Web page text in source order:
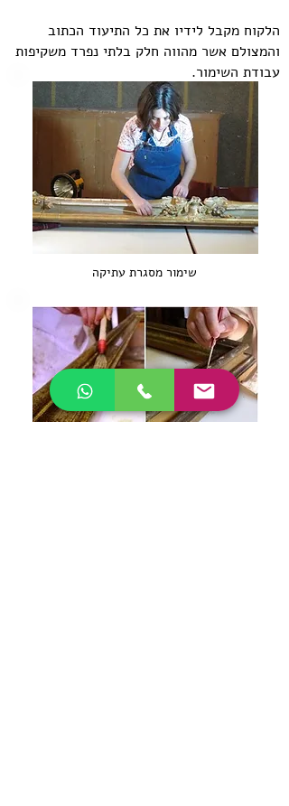
הלקוח מקבל לידיו את כל התיעוד הכתוב
והמצולם אשר מהווה חלק בלתי נפרד משקיפות
עבודת השימור.
שימור מסגרת עתיקה